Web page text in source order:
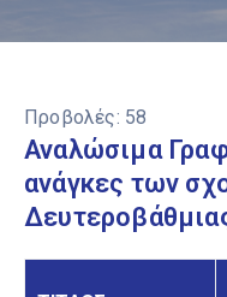
Προβολές: 58
Αναλώσιμα
ανάγκες των